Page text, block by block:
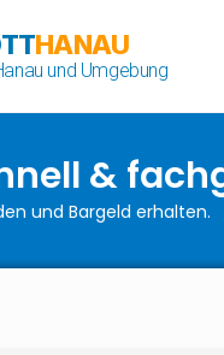
HANAU
und Umgebung
&
und Bargeld erhalten.